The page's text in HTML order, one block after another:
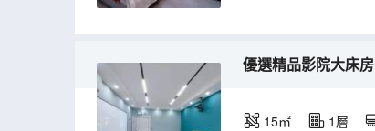
優選精品影院大床房
15㎡ 1層